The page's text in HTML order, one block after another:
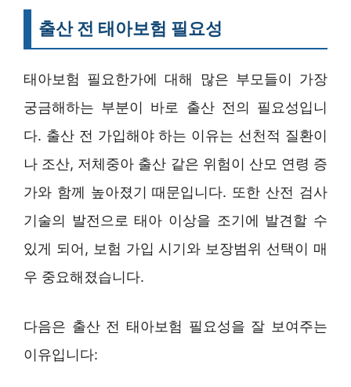
출산 전 태아보험 필요성
태아보험 필요한가에 대해 많은 부모들이 가장
궁금해하는 부분이 바로 출산 전의 필요성입니
다. 출산 전 가입해야 하는 이유는 선천적 질환이
나 조산, 저체중아 출산 같은 위험이 산모 연령 증
가와 함께 높아졌기 때문입니다. 또한 산전 검사
기술의 발전으로 태아 이상을 조기에 발견할 수
있게 되어, 보험 가입 시기와 보장범위 선택이 매
우 중요해졌습니다.
다음은 출산 전 태아보험 필요성을 잘 보여주는
이유입니다: